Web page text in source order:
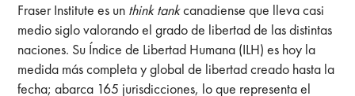
Fraser Institute es un think tankcanadiense que lleva casi
medio siglo valorando el grado de libertad de las distintas
naciones. Su Índice de Libertad Humana (ILH) es hoy la
medida más completa y global de libertad creado hasta la
fecha; abarca 165 jurisdicciones, lo que representa el